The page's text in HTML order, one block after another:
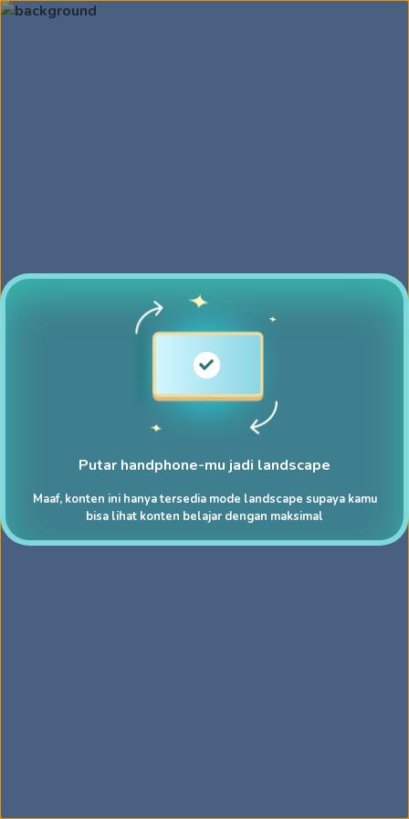
Putar handphone-mu jadi landscape
Maaf, konten ini hanya tersedia mode landscape supaya kamu
bisa lihat konten belajar dengan maksimal